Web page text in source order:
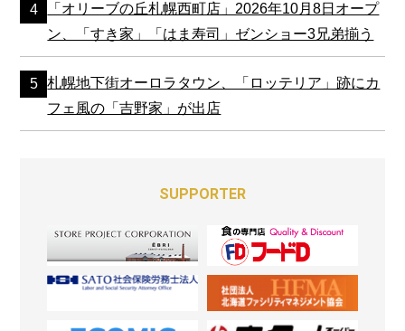
「オリーブの丘札幌西町店」2026年10月8日オープ
ン、「すき家」「はま寿司」ゼンショー3兄弟揃う
札幌地下街オーロラタウン、「ロッテリア」跡にカ
フェ風の「吉野家」が出店
SUPPORTER